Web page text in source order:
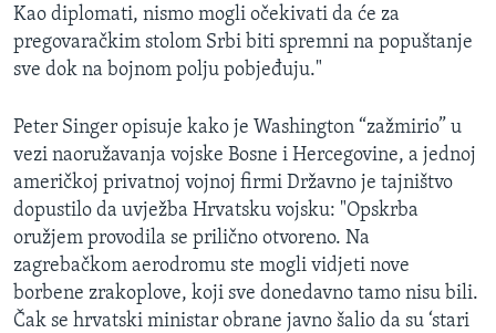
Kao diplomati, nismo mogli očekivati da će za
pregovaračkim stolom Srbi biti spremni na popuštanje
sve dok na bojnom polju pobjeđuju."
Peter Singer opisuje kako je Washington “zažmirio” u
vezi naoružavanja vojske Bosne i Hercegovine, a jednoj
američkoj privatnoj vojnoj firmi Državno je tajništvo
dopustilo da uvježba Hrvatsku vojsku: "Opskrba
oružjem provodila se prilično otvoreno. Na
zagrebačkom aerodromu ste mogli vidjeti nove
borbene zrakoplove, koji sve donedavno tamo nisu bili.
Čak se hrvatski ministar obrane javno šalio da su ‘stari